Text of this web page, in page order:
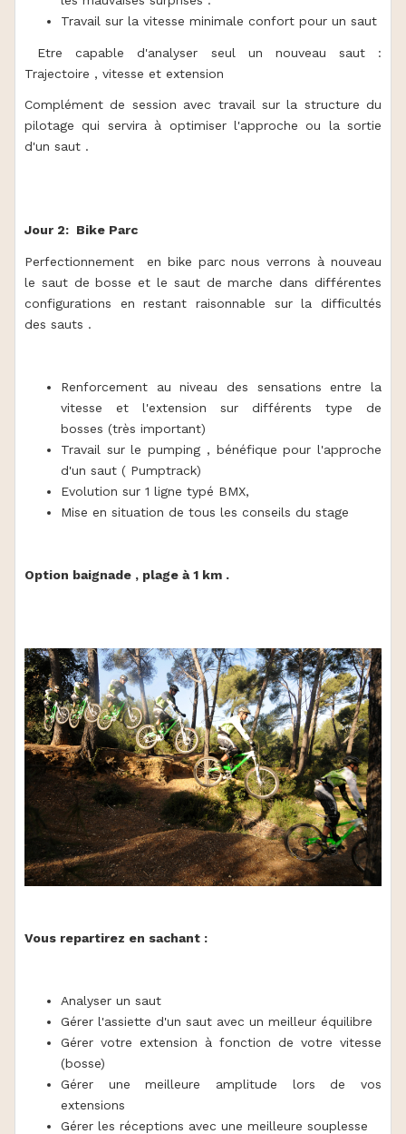
Travail sur la vitesse minimale confort pour un saut
Etre capable d'analyser seul un nouveau saut :
Trajectoire , vitesse et extension
Complément de session avec travail sur la structure du
pilotage qui servira à optimiser l'approche ou la sortie
d'un saut .
Jour 2: Bike Parc
Perfectionnement en bike parc nous verrons à nouveau
le saut de bosse et le saut de marche dans différentes
configurations en restant raisonnable sur la difficultés
des sauts .
Renforcement au niveau des sensations entre la
vitesse et l'extension sur différents type de
bosses (très important)
Travail sur le pumping , bénéfique pour l'approche
d'un saut ( Pumptrack)
Evolution sur 1 ligne typé BMX,
Mise en situation de tous les conseils du stage
Option baignade , plage à 1 km .
Vous repartirez en sachant :
Analyser un saut
Gérer l'assiette d'un saut avec un meilleur équilibre
Gérer votre extension à fonction de votre vitesse
(bosse)
Gérer une meilleure amplitude lors de vos
extensions
Gérer les réceptions avec une meilleure souplesse